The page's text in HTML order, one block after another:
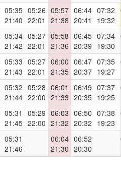
05:35
21:40
05:26
22:01
05:57
21:38
06:44
20:41
07:32
19:32
05:34
21:42
05:27
22:01
05:58
21:36
06:45
20:39
07:34
19:30
05:33
21:43
05:27
22:01
06:00
21:35
06:47
20:37
07:35
19:27
05:32
21:44
05:28
22:00
06:01
21:33
06:49
20:35
07:37
19:25
05:31
21:45
05:29
22:00
06:03
21:32
06:50
20:32
07:38
19:23
05:31
21:46
06:04
21:30
06:52
20:30